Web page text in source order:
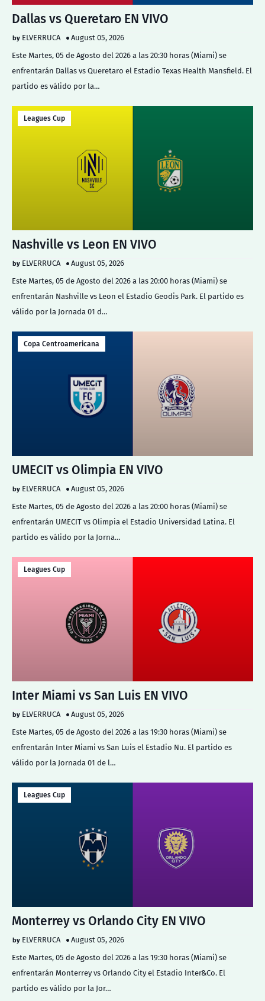
Dallas vs Queretaro EN VIVO
ELVERRUCA
August 05, 2026
Este Martes, 05 de Agosto del 2026 a las 20:30 horas (Miami) se
enfrentarán Dallas vs Queretaro el Estadio Texas Health Mansfield. El
partido es válido por la…
Leagues Cup
Nashville vs Leon EN VIVO
ELVERRUCA
August 05, 2026
Este Martes, 05 de Agosto del 2026 a las 20:00 horas (Miami) se
enfrentarán Nashville vs Leon el Estadio Geodis Park. El partido es
válido por la Jornada 01 d…
Copa Centroamericana
UMECIT vs Olimpia EN VIVO
ELVERRUCA
August 05, 2026
Este Martes, 05 de Agosto del 2026 a las 20:00 horas (Miami) se
enfrentarán UMECIT vs Olimpia el Estadio Universidad Latina. El
partido es válido por la Jorna…
Leagues Cup
Inter Miami vs San Luis EN VIVO
ELVERRUCA
August 05, 2026
Este Martes, 05 de Agosto del 2026 a las 19:30 horas (Miami) se
enfrentarán Inter Miami vs San Luis el Estadio Nu. El partido es
válido por la Jornada 01 de l…
Leagues Cup
Monterrey vs Orlando City EN VIVO
ELVERRUCA
August 05, 2026
Este Martes, 05 de Agosto del 2026 a las 19:30 horas (Miami) se
enfrentarán Monterrey vs Orlando City el Estadio Inter&Co. El
partido es válido por la Jor…